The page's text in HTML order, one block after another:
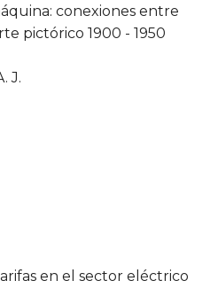
conexiones entre
pictórico 1900 - 1950
J.
en el sector eléctrico